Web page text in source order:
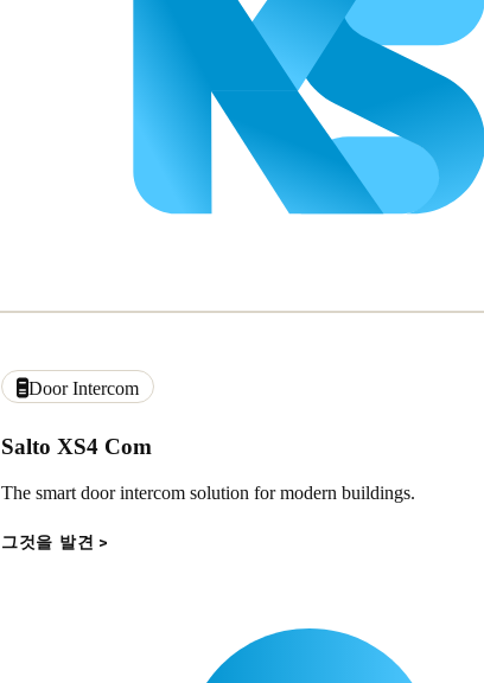
Door Intercom
Salto XS4 Com
The smart door intercom solution for modern buildings.
그것을 발견